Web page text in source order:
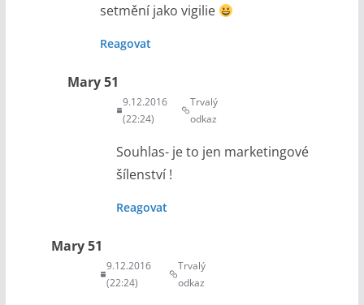
setmění jako vigilie
Reagovat
Mary 51
9.12.2016
(22:24)
Trvalý
odkaz
Souhlas- je to jen marketingové
šílenství !
Reagovat
Mary 51
9.12.2016
(22:24)
Trvalý
odkaz